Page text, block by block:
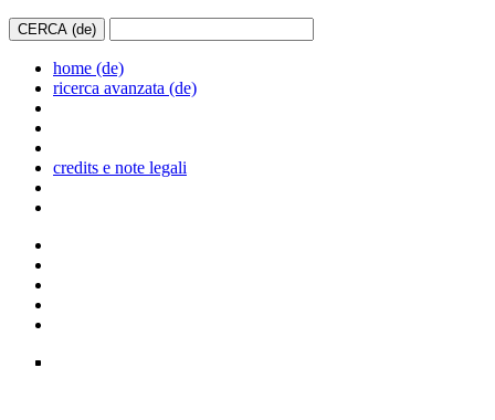
home (de)
ricerca avanzata (de)
credits e note legali